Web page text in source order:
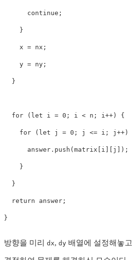
continue ;
}
    x
= nx ;
    y
= ny ;
}
for ( let i = 0 ; i < n ; i ++ ) {
for ( let j = 0 ; j <= i ; j ++ )
      answer
. push ( matrix i j ) ;
}
}
return answer ;
}
방향을 미리 dx, dy 배열에 설정해놓고